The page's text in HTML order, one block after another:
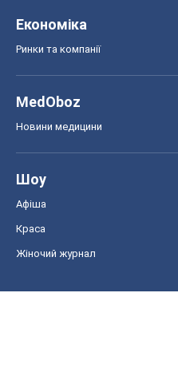
Економіка
Ринки та компанії
MedOboz
Новини медицини
Шоу
Афіша
Краса
Жіночий журнал